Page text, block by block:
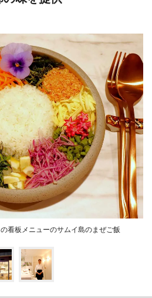
看板メニューのサムイ島のまぜご飯